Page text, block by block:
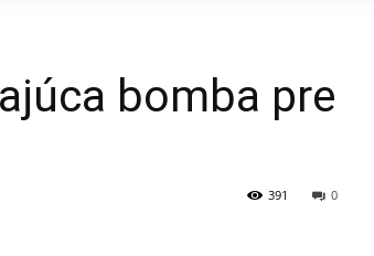
bomba pre
0
391